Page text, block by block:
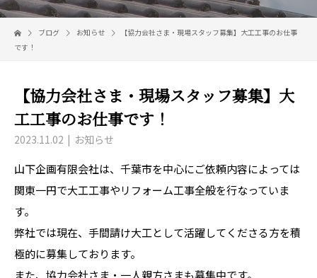
ブログ お知らせ
【協力会社さま・現場スタッフ募集】大工工事のお仕事
です！
【協力会社さま・現場スタッフ募集】大
工工事のお仕事です！
2023.11.02 お知らせ
山下企画有限会社は、千葉市を中心にご依頼内容によっては
関東一円で大工工事やリフォーム工事全般を行なっていま
す。
弊社では現在、手間請け大工として活躍してくださる方を積
極的に募集しております。
また、協力会社さま・一人親方さまも募集中です。